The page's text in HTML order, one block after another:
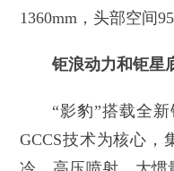
1360mm，头部空间
钜浪动力和钜星
“影豹”搭载全
GCCS技术为核心，